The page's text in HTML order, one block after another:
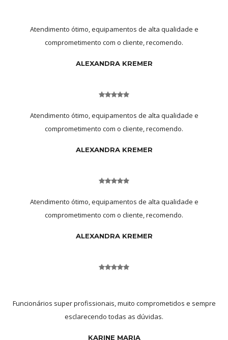
Atendimento ótimo, equipamentos de alta qualidade e
comprometimento com o cliente, recomendo.
ALEXANDRA KREMER
Atendimento ótimo, equipamentos de alta qualidade e
comprometimento com o cliente, recomendo.
ALEXANDRA KREMER
Atendimento ótimo, equipamentos de alta qualidade e
comprometimento com o cliente, recomendo.
ALEXANDRA KREMER
Funcionários super profissionais, muito comprometidos e sempre
esclarecendo todas as dúvidas.
KARINE MARIA